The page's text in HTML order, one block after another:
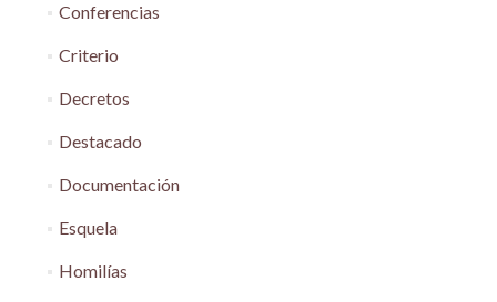
Conferencias
Criterio
Decretos
Destacado
Documentación
Esquela
Homilías